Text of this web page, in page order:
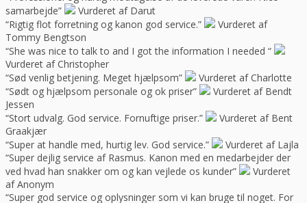
samarbejde”
Vurderet af Darut
“Rigtig flot forretning og kanon god service.”
Vurderet af
Tommy Bengtson
“She was nice to talk to and I got the information I needed “
Vurderet af Christopher
“Sød venlig betjening. Meget hjælpsom”
Vurderet af Charlotte
“Sødt og hjælpsom personale og ok priser”
Vurderet af Bendt
Jessen
“Stort udvalg. God service. Fornuftige priser.”
Vurderet af Bent
Graakjær
“Super at handle med, hurtig lev. God service.”
Vurderet af Lajla
“Super dejlig service af Rasmus. Kanon med en medarbejder der
ved hvad han snakker om og kan vejlede os kunder”
Vurderet
af Anonym
“Super god service og oplysninger som vi kan bruge til noget. For